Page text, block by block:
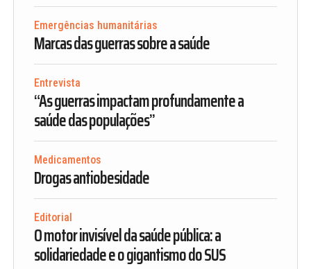
Emergências humanitárias
Marcas das guerras sobre a saúde
Entrevista
“As guerras impactam profundamente a
saúde das populações”
Medicamentos
Drogas antiobesidade
Editorial
O motor invisível da saúde pública: a
solidariedade e o gigantismo do SUS